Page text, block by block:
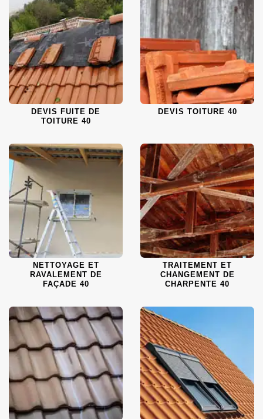
DEVIS FUITE DE
TOITURE 40
DEVIS TOITURE 40
NETTOYAGE ET
RAVALEMENT DE
FAÇADE 40
TRAITEMENT ET
CHANGEMENT DE
CHARPENTE 40